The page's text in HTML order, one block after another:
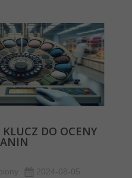
DO OCENY
2024-08-05